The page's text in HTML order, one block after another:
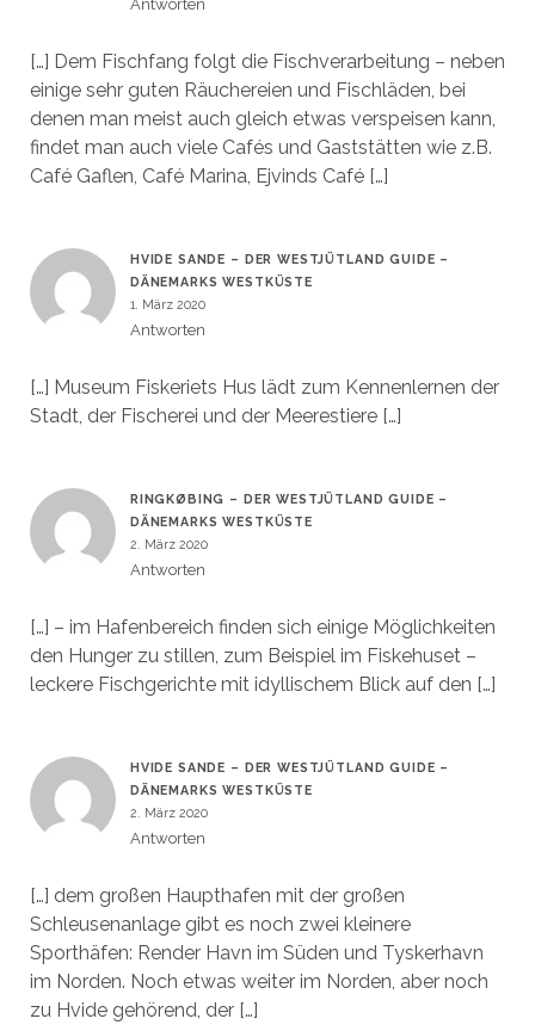
Antworten
[…] Dem Fischfang folgt die Fischverarbeitung – neben
einige sehr guten Räuchereien und Fischläden, bei
denen man meist auch gleich etwas verspeisen kann,
findet man auch viele Cafés und Gaststätten wie z.B.
Café Gaflen, Café Marina, Ejvinds Café […]
HVIDE SANDE – DER WESTJÜTLAND GUIDE –
DÄNEMARKS WESTKÜSTE
1. März 2020
Antworten
[…] Museum Fiskeriets Hus lädt zum Kennenlernen der
Stadt, der Fischerei und der Meerestiere […]
RINGKØBING – DER WESTJÜTLAND GUIDE –
DÄNEMARKS WESTKÜSTE
2. März 2020
Antworten
[…] – im Hafenbereich finden sich einige Möglichkeiten
den Hunger zu stillen, zum Beispiel im Fiskehuset –
leckere Fischgerichte mit idyllischem Blick auf den […]
HVIDE SANDE – DER WESTJÜTLAND GUIDE –
DÄNEMARKS WESTKÜSTE
2. März 2020
Antworten
[…] dem großen Haupthafen mit der großen
Schleusenanlage gibt es noch zwei kleinere
Sporthäfen: Render Havn im Süden und Tyskerhavn
im Norden. Noch etwas weiter im Norden, aber noch
zu Hvide gehörend, der […]